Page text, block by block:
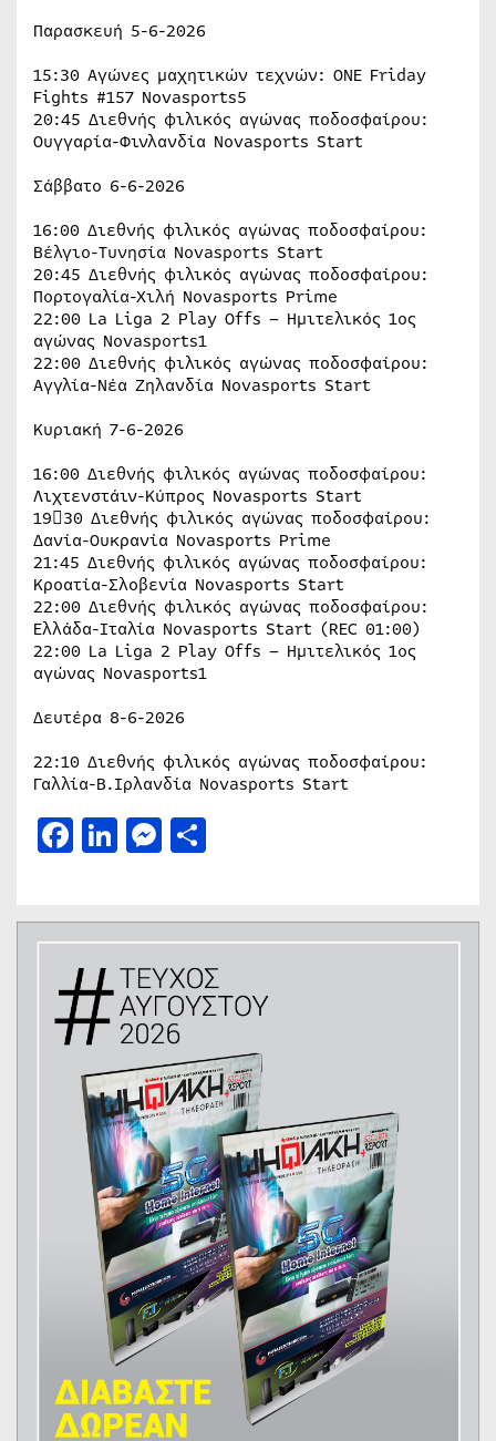
Παρασκευή 5-6-2026
15:30 Αγώνες μαχητικών τεχνών: ONE Friday
Fights #157 Novasports5
20:45 Διεθνής φιλικός αγώνας ποδοσφαίρου:
Ουγγαρία-Φινλανδία Novasports Start
Σάββατο 6-6-2026
16:00 Διεθνής φιλικός αγώνας ποδοσφαίρου:
Βέλγιο-Τυνησία Novasports Start
20:45 Διεθνής φιλικός αγώνας ποδοσφαίρου:
Πορτογαλία-Χιλή Novasports Prime
22:00 La Liga 2 Play Offs – Ημιτελικός 1ος
αγώνας Novasports1
22:00 Διεθνής φιλικός αγώνας ποδοσφαίρου:
Αγγλία-Νέα Ζηλανδία Novasports Start
Κυριακή 7-6-2026
16:00 Διεθνής φιλικός αγώνας ποδοσφαίρου:
Λιχτενστάιν-Κύπρος Novasports Start
1930 Διεθνής φιλικός αγώνας ποδοσφαίρου:
Δανία-Ουκρανία Novasports Prime
21:45 Διεθνής φιλικός αγώνας ποδοσφαίρου:
Κροατία-Σλοβενία Novasports Start
22:00 Διεθνής φιλικός αγώνας ποδοσφαίρου:
Ελλάδα-Ιταλία Novasports Start (REC 01:00)
22:00 La Liga 2 Play Offs – Ημιτελικός 1ος
αγώνας Novasports1
Δευτέρα 8-6-2026
22:10 Διεθνής φιλικός αγώνας ποδοσφαίρου:
Γαλλία-Β.Ιρλανδία Novasports Start
Facebook
LinkedIn
Messenger